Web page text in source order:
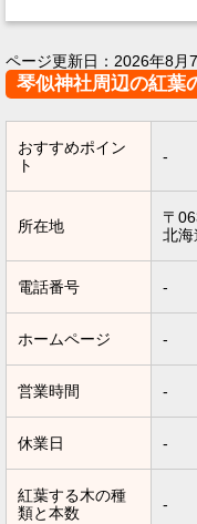
ページ更新日： 2026年8月
琴似神社周辺の紅葉
おすすめポイン
ト
-
所在地
〒
北海
電話番号 -
ホームページ -
営業時間 -
休業日 -
紅葉する木の種
類と本数
-